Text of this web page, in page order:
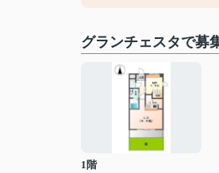
グランチェスタで募
1階